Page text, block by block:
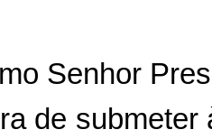
Senhor
de